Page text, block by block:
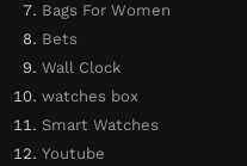
Bags For Women
Bets
Wall Clock
watches box
Smart Watches
Youtube